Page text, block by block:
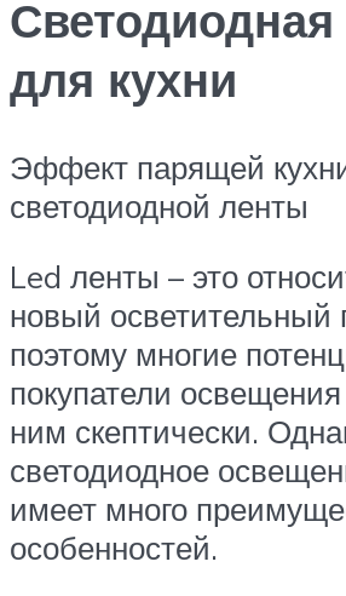
Светодиодная
для кухни
Эффект парящей
светодиодной ленты
Led ленты – это
новый осветительный
поэтому многие
покупатели освещения
ним скептически.
светодиодное
имеет много
особенностей.